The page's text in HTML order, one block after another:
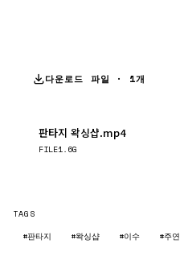
다운로드 파일 · 1개
판타지 왁싱샵.mp4
FILE1.6G
TAGS
#판타지
#왁싱샵 #이수 #주연